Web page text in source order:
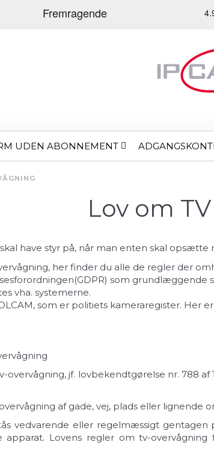
UDEN ABONNEMENT
Lov om
have styr på, når man enten skal
her finder du alle de regler der
som
vha. systemerne.
som er politiets kameraregister. Her
jf. lovbekendtgørelse nr. 788 af
af gade, vej, plads eller lignende
vedvarende eller regelmæssigt
apparat. Lovens regler om tv-